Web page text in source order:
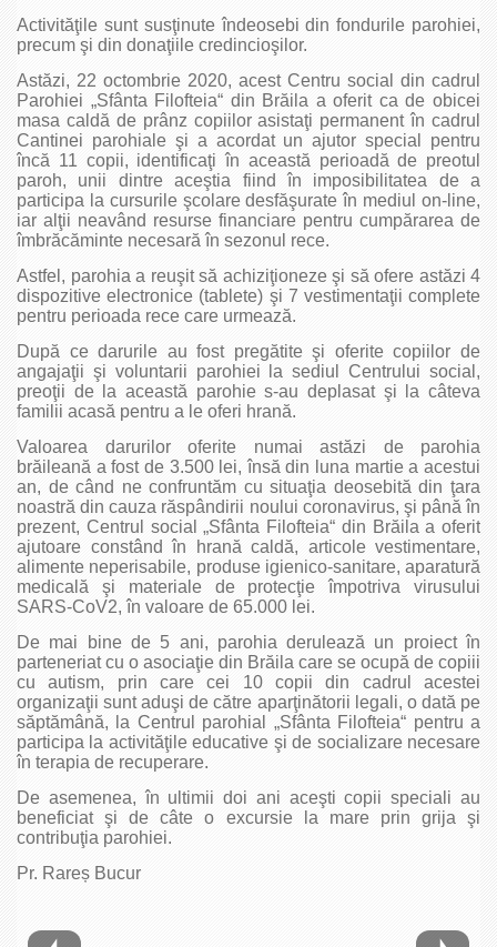
Activităţile sunt susţinute îndeosebi din fondurile parohiei,
precum şi din donaţiile credincioşilor.
Astăzi, 22 octombrie 2020, acest Centru social din cadrul
Parohiei „Sfânta Filofteia“ din Brăila a oferit ca de obicei
masa caldă de prânz copiilor asistaţi permanent în cadrul
Cantinei parohiale şi a acordat un ajutor special pentru
încă 11 copii, identificaţi în această perioadă de preotul
paroh, unii dintre aceştia fiind în imposibilitatea de a
participa la cursurile şcolare desfăşurate în mediul on-line,
iar alţii neavând resurse financiare pentru cumpărarea de
îmbrăcăminte necesară în sezonul rece.
Astfel, parohia a reuşit să achiziţioneze şi să ofere astăzi 4
dispozitive electronice (tablete) şi 7 vestimentaţii complete
pentru perioada rece care urmează.
După ce darurile au fost pregătite şi oferite copiilor de
angajaţii şi voluntarii parohiei la sediul Centrului social,
preoţii de la această parohie s-au deplasat şi la câteva
familii acasă pentru a le oferi hrană.
Valoarea darurilor oferite numai astăzi de parohia
brăileană a fost de 3.500 lei, însă din luna martie a acestui
an, de când ne confruntăm cu situaţia deosebită din ţara
noastră din cauza răspândirii noului coronavirus, şi până în
prezent, Centrul social „Sfânta Filofteia“ din Brăila a oferit
ajutoare constând în hrană caldă, articole vestimentare,
alimente neperisabile, produse igienico-sanitare, aparatură
medicală şi materiale de protecţie împotriva virusului
SARS-CoV2, în valoare de 65.000 lei.
De mai bine de 5 ani, parohia derulează un proiect în
parteneriat cu o asociaţie din Brăila care se ocupă de copiii
cu autism, prin care cei 10 copii din cadrul acestei
organizaţii sunt aduşi de către aparţinătorii legali, o dată pe
săptămână, la Centrul parohial „Sfânta Filofteia“ pentru a
participa la activităţile educative şi de socializare necesare
în terapia de recuperare.
De asemenea, în ultimii doi ani aceşti copii speciali au
beneficiat şi de câte o excursie la mare prin grija şi
contribuţia parohiei.
Pr. Rareș Bucur